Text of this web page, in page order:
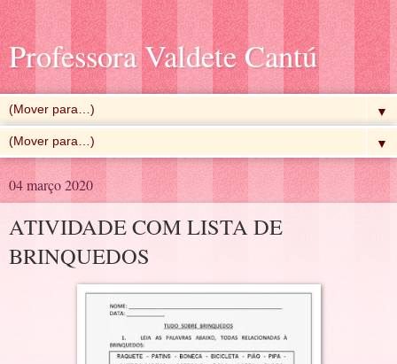
Professora Valdete Cantú
▼
▼
04 março 2020
ATIVIDADE COM LISTA DE
BRINQUEDOS